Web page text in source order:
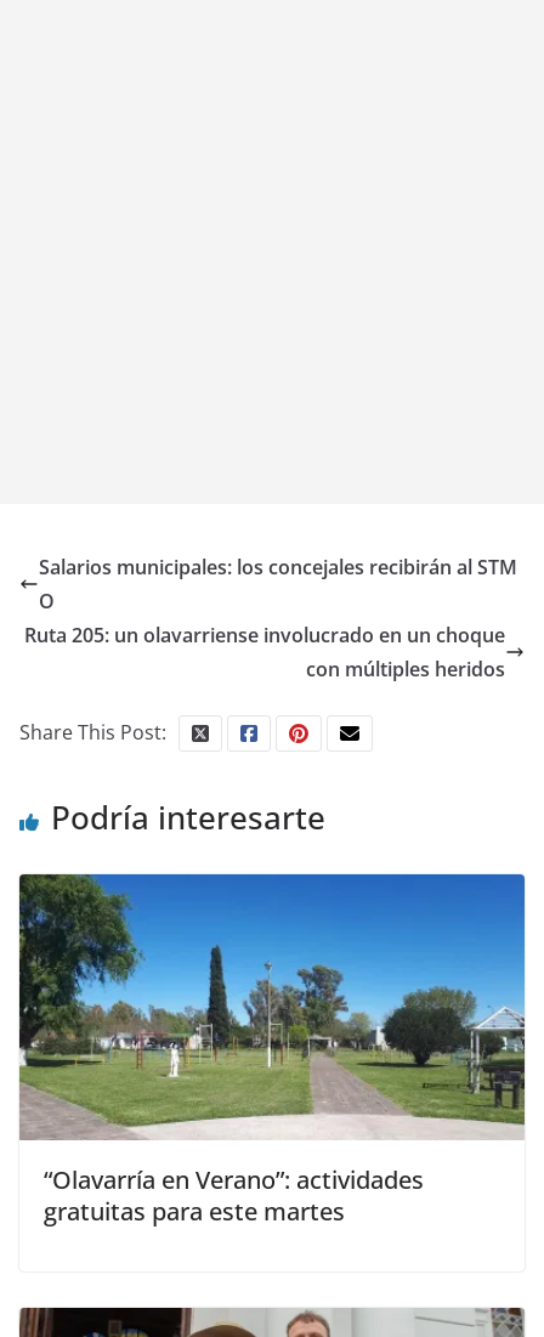
Salarios municipales: los concejales recibirán al STM
O
Ruta 205: un olavarriense involucrado en un choque
con múltiples heridos
Share This Post:
Podría interesarte
“Olavarría en Verano”: actividades
gratuitas para este martes